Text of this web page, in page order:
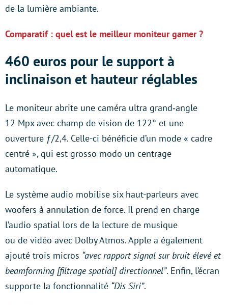
de la lumière ambiante.
Comparatif : quel est le meilleur moniteur gamer ?
460 euros pour le support à
inclinaison et hauteur réglables
Le moniteur abrite une caméra ultra grand‑angle
12 Mpx avec champ de vision de 122° et une
ouverture ƒ/2,4. Celle-ci bénéficie d’un mode « cadre
centré », qui est grosso modo un centrage
automatique.
Le système audio mobilise six haut-parleurs avec
woofers à annulation de force. Il prend en charge
l’audio spatial lors de la lecture de musique
ou de vidéo avec Dolby Atmos. Apple a également
ajouté trois micros “avec rapport signal sur bruit élevé et
beamforming [filtrage spatial] directionnel”. Enfin, l’écran
supporte la fonctionnalité “Dis Siri”.